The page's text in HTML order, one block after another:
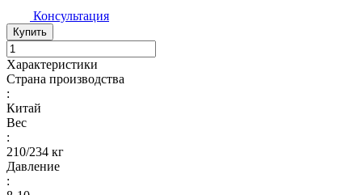
Консультация
Купить
Характеристики
Страна производства
:
Китай
Вес
:
210/234 кг
Давление
: